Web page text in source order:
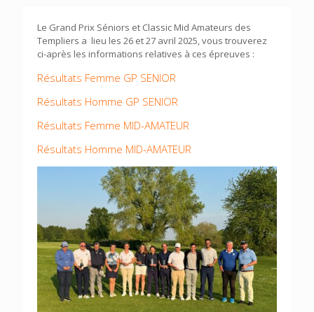
Le Grand Prix Séniors et Classic Mid Amateurs des
Templiers a lieu les 26 et 27 avril 2025, vous trouverez
ci-après les informations relatives à ces épreuves :
Résultats Femme GP SENIOR
Résultats Homme GP SENIOR
Résultats Femme MID-AMATEUR
Résultats Homme MID-AMATEUR